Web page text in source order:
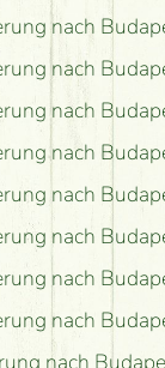
nach
nach
nach
nach
nach
nach
nach
nach
nach